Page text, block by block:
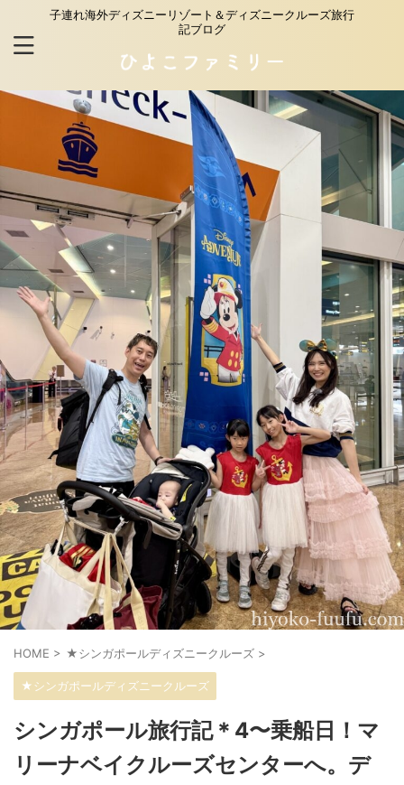
子連れ海外ディズニーリゾート＆ディズニークルーズ旅行
記ブログ
HOME > ★シンガポールディズニークルーズ >
★シンガポールディズニークルーズ
シンガポール旅行記＊4〜乗船日！マ
リーナベイクルーズセンターへ。デ